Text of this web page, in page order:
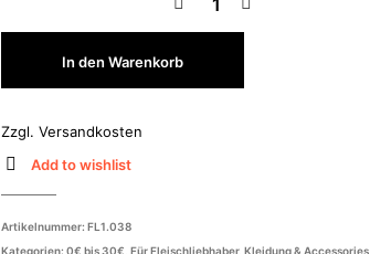
In den Warenkorb
Zzgl.Versandkosten
Add to wishlist
Artikelnummer:FL1.038
Kategorien:0€ bis 30€ ,Für Fleischliebhaber,Kleidung & Accessories